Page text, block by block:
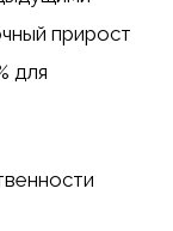
прирост
для